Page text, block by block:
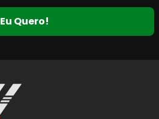
Eu Quero!